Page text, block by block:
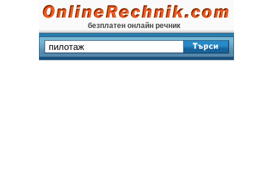
безплатен онлайн речник